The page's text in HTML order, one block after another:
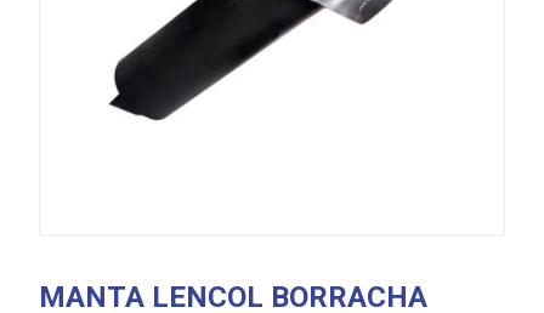
MANTA LENCOL BORRACHA